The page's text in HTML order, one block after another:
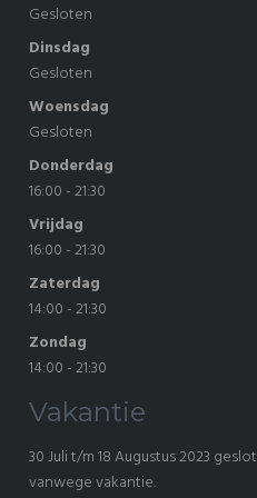
Gesloten
Dinsdag
Gesloten
Woensdag
Gesloten
Donderdag
16:00 - 21:30
Vrijdag
16:00 - 21:30
Zaterdag
14:00 - 21:30
Zondag
14:00 - 21:30
Vakantie
30 Juli t/m 18 Augustus 2023
vanwege vakantie.